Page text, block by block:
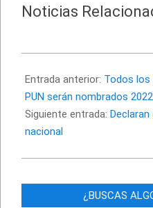
Noticias
11-
23
Entrada anterior: Todos los
PUN serán nombrados 2022
Siguiente entrada:
nacional
¿BUSCAS